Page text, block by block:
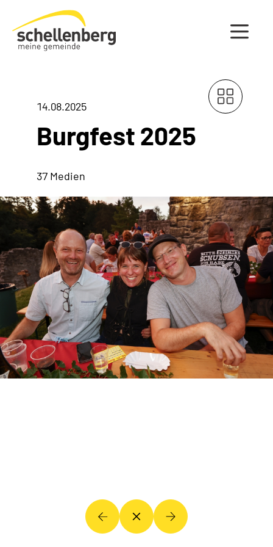
Gemeinde Schellenberg Startseite
14.08.2025
Burgfest 2025
37 Medien